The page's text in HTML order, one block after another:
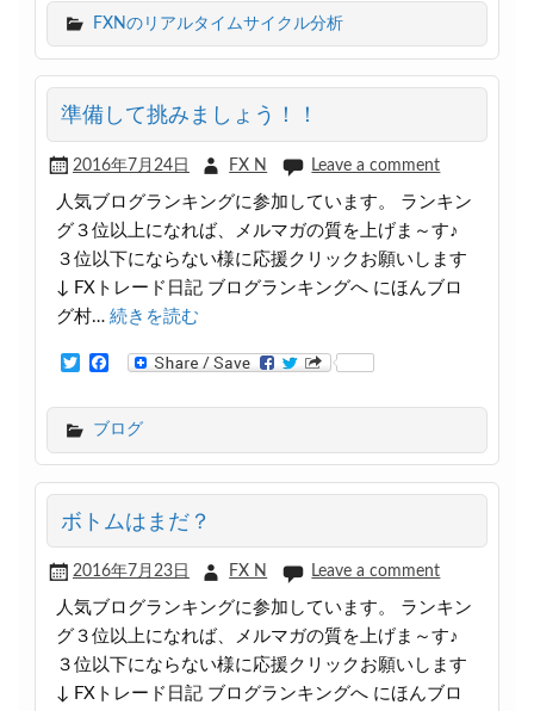
t
e
r
e
b
o
o
k
FXNのリアルタイムサイクル分析
準備して挑みましょう！！
2016年7月24日 FX N Leave a comment
人気ブログランキングに参加しています。 ランキン
グ３位以上になれば、メルマガの質を上げま～す♪
３位以下にならない様に応援クリックお願いします
↓ FXトレード日記 ブログランキングへ にほんブロ
グ村… 続きを読む
t
e
r
e
b
o
o
k
ブログ
ボトムはまだ？
2016年7月23日 FX N Leave a comment
人気ブログランキングに参加しています。 ランキン
グ３位以上になれば、メルマガの質を上げま～す♪
３位以下にならない様に応援クリックお願いします
↓ FXトレード日記 ブログランキングへ にほんブロ